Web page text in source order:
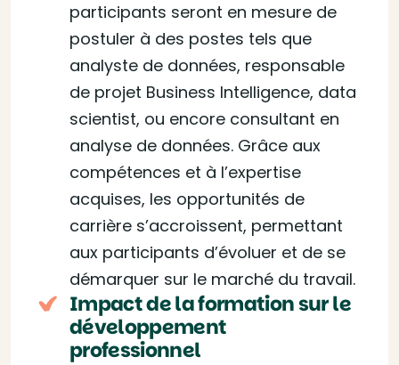
participants seront en mesure de
postuler à des postes tels que
analyste de données, responsable
de projet Business Intelligence, data
scientist, ou encore consultant en
analyse de données. Grâce aux
compétences et à l’expertise
acquises, les opportunités de
carrière s’accroissent, permettant
aux participants d’évoluer et de se
démarquer sur le marché du travail.
Impact de la formation sur le
développement
professionnel